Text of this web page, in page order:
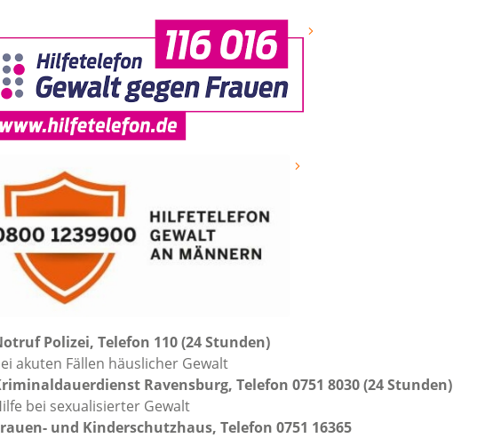
Polizei, Telefon 110 (24 Stunden)
akuten Fällen häuslicher Gewalt
Ravensburg, Telefon 0751 8030 (24 Stunden)
bei sexualisierter Gewalt
und Kinderschutzhaus, Telefon 0751 16365